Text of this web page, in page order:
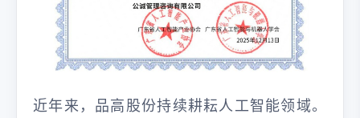
近年来，品高股份持续耕耘人工智能领域。